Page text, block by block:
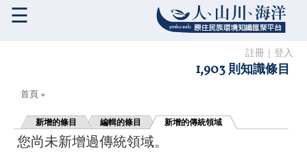
註冊 登入
1,903 則知識條目
☰
您在這裡
首頁 »
新增的條目 編輯的條目 新增的傳統領域
您尚未新增過傳統領域。